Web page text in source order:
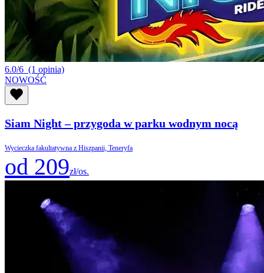
6.0/6 (1 opinia)
NOWOŚĆ
Siam Night – przygoda w parku wodnym nocą
Wycieczka fakultatywna z Hiszpanii, Teneryfa
od 209zł/os.